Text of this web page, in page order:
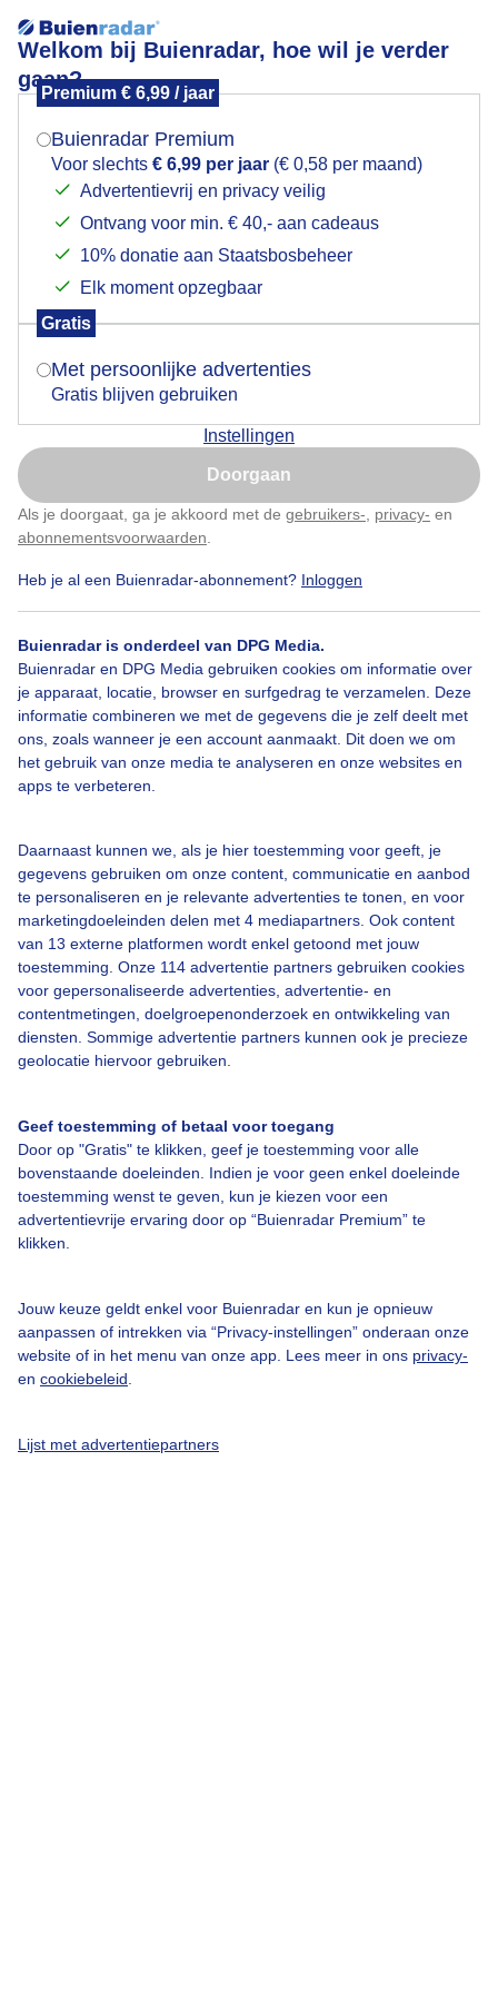
Welkom bij Buienradar, hoe wil je verder
gaan?
Premium € 6,99 / jaar
Buienradar Premium
Voor slechts € 6,99 per jaar (€ 0,58 per maand)
Advertentievrij en privacy veilig
Ontvang voor min. € 40,- aan cadeaus
10% donatie aan Staatsbosbeheer
Elk moment opzegbaar
Gratis
Met persoonlijke advertenties
Gratis blijven gebruiken
Instellingen
Doorgaan
Als je doorgaat, ga je akkoord met de gebruikers- privacy- en
abonnementsvoorwaarden
Heb je al een Buienradar-abonnement? Inloggen
Buienradar is onderdeel van DPG Media.
Buienradar en DPG Media gebruiken cookies om informatie over
je apparaat, locatie, browser en surfgedrag te verzamelen. Deze
informatie combineren we met de gegevens die je zelf deelt met
ons, zoals wanneer je een account aanmaakt. Dit doen we om
het gebruik van onze media te analyseren en onze websites en
apps te verbeteren.
Daarnaast kunnen we, als je hier toestemming voor geeft, je
gegevens gebruiken om onze content, communicatie en aanbod
te personaliseren en je relevante advertenties te tonen, en voor
marketingdoeleinden delen met 4 mediapartners. Ook content
van 13 externe platformen wordt enkel getoond met jouw
toestemming. Onze 114 advertentie partners gebruiken cookies
voor gepersonaliseerde advertenties, advertentie- en
contentmetingen, doelgroepenonderzoek en ontwikkeling van
diensten. Sommige advertentie partners kunnen ook je precieze
geolocatie hiervoor gebruiken.
Geef toestemming of betaal voor toegang
Door op "Gratis" te klikken, geef je toestemming voor alle
bovenstaande doeleinden. Indien je voor geen enkel doeleinde
toestemming wenst te geven, kun je kiezen voor een
advertentievrije ervaring door op “Buienradar Premium” te
klikken.
Jouw keuze geldt enkel voor Buienradar en kun je opnieuw
aanpassen of intrekken via “Privacy-instellingen” onderaan onze
website of in het menu van onze app. Lees meer in ons privacy-
en cookiebeleid
Lijst met advertentiepartners
Zonsondergang
Herfst
Door: Claudia Gemaakt: 02-12-2025, 95x bekeken
Herfst Zonsondergang
Bekijk slideshow
Mogen we je locatie gebruiken voor het
Indien je hier nog geen akkoord op hebt gegeven,
verschijnt er zo een pop-up uit je browser waarin
Is goed, toon de popup
Nu niet, misschien later
Klik hierom dit aan te passen